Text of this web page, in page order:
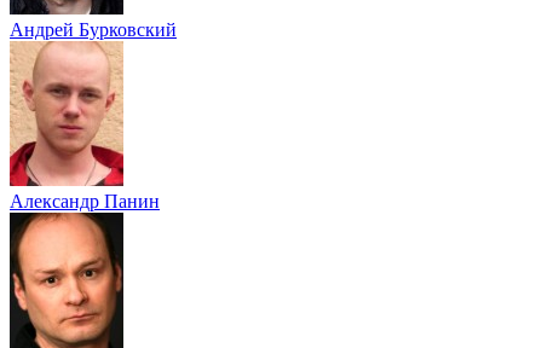
Андрей Бурковский
Александр Панин